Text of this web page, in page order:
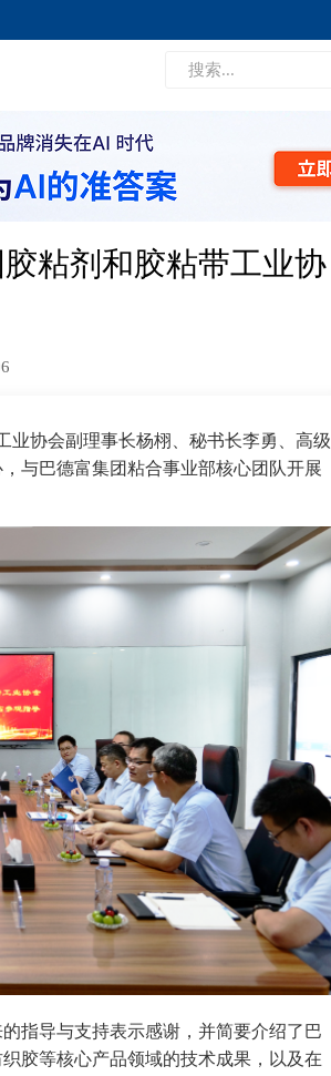
粘剂和胶粘带工业协
业协会副理事长杨栩、秘书长李勇、高级
与巴德富集团粘合事业部核心团队开展
指导与支持表示感谢，并简要介绍了巴
胶等核心产品领域的技术成果，以及在